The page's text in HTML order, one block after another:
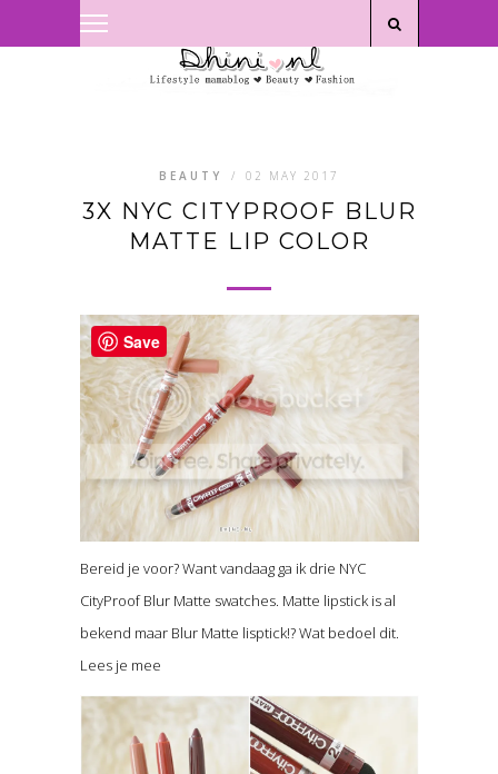
BEAUTY / 02 MAY 2017
3X NYC CITYPROOF BLUR
MATTE LIP COLOR
Bereid je voor? Want vandaag ga ik drie NYC
CityProof Blur Matte swatches. Matte lipstick is al
bekend maar Blur Matte lisptick!? Wat bedoel dit.
Lees je mee
Save